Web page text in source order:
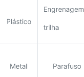
Plástico
Engrenagem
trilha
Metal Parafuso